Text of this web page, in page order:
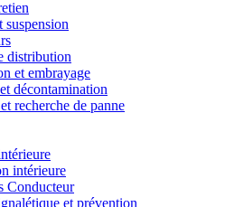
distribution
et embrayage
décontamination
recherche de panne
intérieure
Conducteur
et prévention